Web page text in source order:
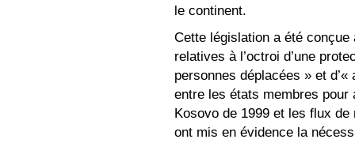
le continent.
Cette législation a été conçue
relatives à l’octroi d’une
personnes déplacées » et
entre les états membres pour
Kosovo de 1999 et les flux
ont mis en évidence la